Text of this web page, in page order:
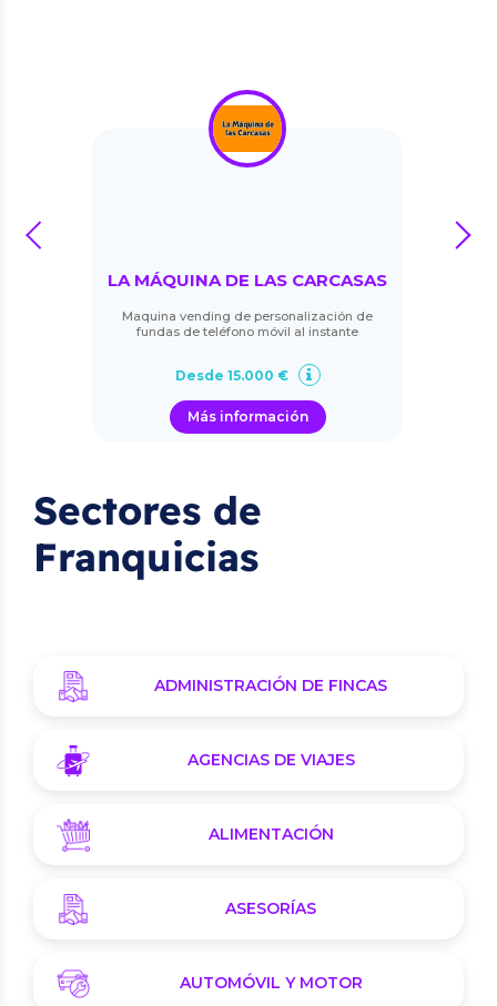
LA MÁQUINA DE LAS CARCASAS
Maquina vending de personalización de
fundas de teléfono móvil al instante
Desde 15.000 €
Más información
prev next
Sectores de
Franquicias
ADMINISTRACIÓN DE FINCAS
AGENCIAS DE VIAJES
ALIMENTACIÓN
ASESORÍAS
AUTOMÓVIL Y MOTOR